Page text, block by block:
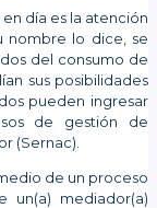
día es la atención
nombre lo dice, se
del consumo de
sus posibilidades
pueden ingresar
de gestión de
(Sernac).
de un proceso
un(a) mediador(a)